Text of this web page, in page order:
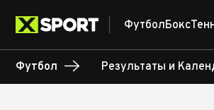
ФутболБокс
Футбол Результаты и